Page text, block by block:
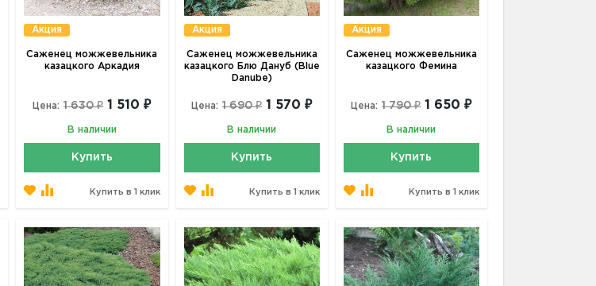
Акция
Саженец можжевельника
казацкого Аркадия
Цена: 1 630 ₽ 1 510 ₽
В наличии
Купить
Купить в 1 клик
Акция
Саженец можжевельника
казацкого Блю Дануб (Blue
Danube)
Цена: 1 690 ₽ 1 570 ₽
В наличии
Купить
Купить в 1 клик
Акция
Саженец можжевельника
казацкого Фемина
Цена: 1 790 ₽ 1 650 ₽
В наличии
Купить
Купить в 1 клик